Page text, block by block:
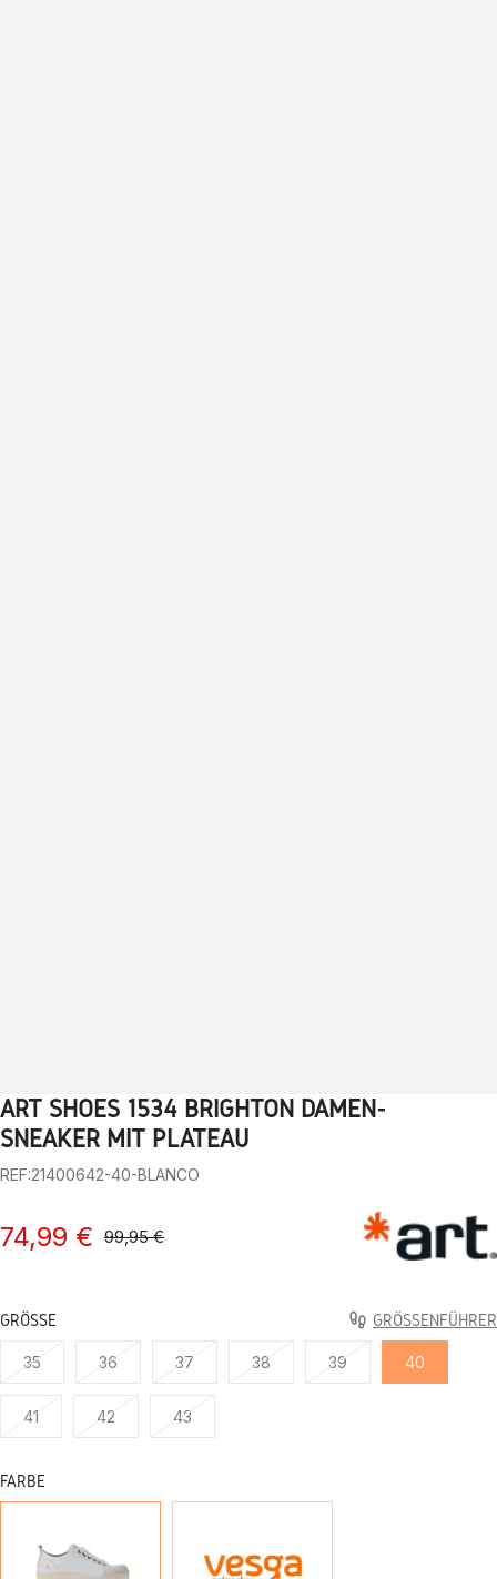
1 2 3 4 5 6 7 8 9
ART SHOES 1534 BRIGHTON DAMEN-
SNEAKER MIT PLATEAU
REF:21400642-40-BLANCO
74,99 € 99,95 €
GRÖSSE GRÖSSENFÜHRER
35 36 37 38 39 40
41 42 43
FARBE